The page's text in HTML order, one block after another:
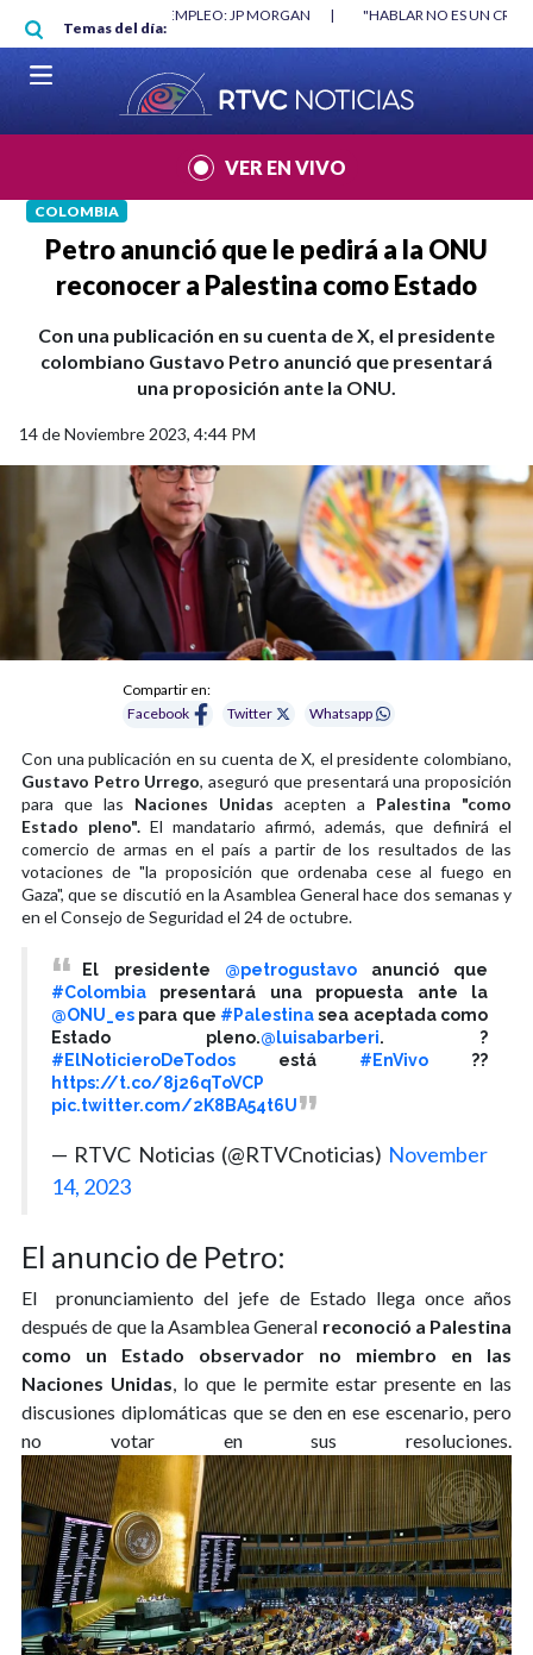
Pasar al contenido principal
Temas del día:
MÍNIMO NO DESTRUYÓ EMPLEO: JP MORGAN |
"HABLAR NO ES UN
MUNDIAL 2026
|
VER EN VIVO
COLOMBIA
Petro anunció que le pedirá a la ONU
reconocer a Palestina como Estado
Con una publicación en su cuenta de X, el presidente
colombiano Gustavo Petro anunció que presentará
una proposición ante la ONU.
14 de Noviembre 2023, 4:44 PM
Compartir en:
Facebook
Twitter Whatsapp
Con una publicación en su cuenta de X, el presidente colombiano,
Gustavo Petro Urrego, aseguró que presentará una proposición
para que las Naciones Unidas acepten a Palestina "como
Estado pleno". El mandatario afirmó, además, que definirá el
comercio de armas en el país a partir de los resultados de las
votaciones de "la proposición que ordenaba cese al fuego en
Gaza", que se discutió en la Asamblea General hace dos semanas y
en el Consejo de Seguridad el 24 de octubre.
El presidente @petrogustavoanunció que
#Colombia presentará una propuesta ante la
@ONU_es para que #Palestinasea aceptada como
Estado pleno.@luisabarberi. ?️
#ElNoticieroDeTodos está #EnVivo ??
https://t.co/8j26qToVCP
pic.twitter.com/2K8BA54t6U
— RTVC Noticias (@RTVCnoticias) November
14, 2023
El anuncio de Petro:
El pronunciamiento del jefe de Estado llega once años
después de que la Asamblea General reconoció a Palestina
como un Estado observador no miembro en las
Naciones Unidas , lo que le permite estar presente en las
discusiones diplomáticas que se den en ese escenario, pero
no votar en sus resoluciones.